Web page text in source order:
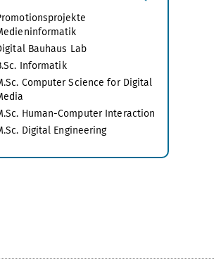
Bauhaus Lab
Informatik
Computer Science for Digital
Human-Computer Interaction
Digital Engineering